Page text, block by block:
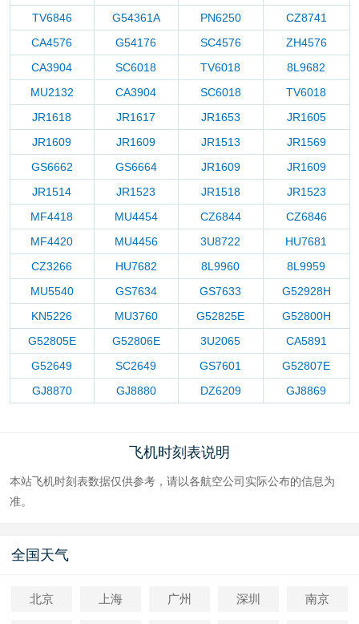
TV6846
G54361A PN6250
CZ8741
CA4576
G54176 SC4576
ZH4576
CA3904
SC6018 TV6018
8L9682
MU2132
CA3904 SC6018
TV6018
JR1618
JR1617 JR1653
JR1605
JR1609
JR1609 JR1513
JR1569
GS6662
GS6664 JR1609
JR1609
JR1514
JR1523 JR1518
JR1523
MF4418
MU4454 CZ6844
CZ6846
MF4420
MU4456 3U8722
HU7681
CZ3266
HU7682 8L9960
8L9959
MU5540
GS7634 GS7633
G52928H
KN5226
MU3760 G52825E
G52800H
G52805E
G52806E 3U2065
CA5891
G52649
SC2649 GS7601
G52807E
GJ8870
GJ8880 DZ6209 GJ8869
飞机时刻表说明
本站飞机时刻表数据仅供参考，请以各航空公司实际公布的信息为
准。
全国天气
北京 上海 广州 深圳 南京